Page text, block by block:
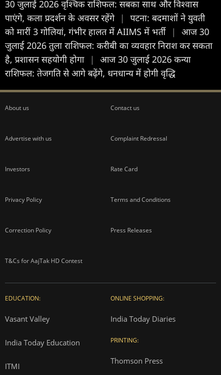
30 जुलाई 2026 वृश्चिक राशिफल: सबका साथ और विश्वास
पाएंगे, कला प्रदर्शन के अवसर रहेंगे |
पटना: बदमाशों ने युवती
को मारीं 3 गोलियां, गंभीर हालत में AIIMS में भर्ती |
आज 30
जुलाई 2026 तुला राशिफल: करीबी का व्यवहार निराश कर सकता
है, प्रशासन सहयोगी होगा
|
आज 30 जुलाई 2026 कन्या
राशिफल: तेजगति से आगे बढ़ेंगे, धनधान्य में होगी वृद्धि
About us Contact us
Advertise with us Complaint Redressal
Investors Rate Card
Privacy Policy Terms and Conditions
Correction Policy Press Releases
T&Cs for AajTak HD Contest
EDUCATION:
Vasant Valley
India Today Education
ITMI
ONLINE SHOPPING:
India Today Diaries
PRINTING:
Thomson Press